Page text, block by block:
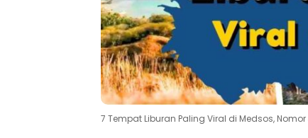
7 Tempat Liburan Paling Viral di Medsos,